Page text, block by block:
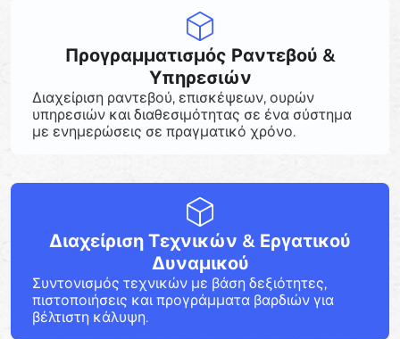
Προγραμματισμός Ραντεβού &
Υπηρεσιών
Διαχείριση ραντεβού, επισκέψεων, ουρών
υπηρεσιών και διαθεσιμότητας σε ένα σύστημα
με ενημερώσεις σε πραγματικό χρόνο.
Διαχείριση Τεχνικών & Εργατικού
Δυναμικού
Συντονισμός τεχνικών με βάση δεξιότητες,
πιστοποιήσεις και προγράμματα βαρδιών για
βέλτιστη κάλυψη.